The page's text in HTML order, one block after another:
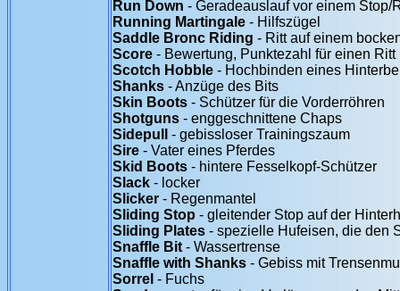
Run Down - Geradeauslauf vor einem Stop/
Running Martingale - Hilfszügel
Saddle Bronc Riding - Ritt auf einem
Score - Bewertung, Punktezahl für einen Ritt
Scotch Hobble - Hochbinden eines
Shanks - Anzüge des Bits
Skin Boots - Schützer für die Vorderröhren
Shotguns - enggeschnittene Chaps
Sidepull
- gebissloser Trainingszaum
Sire - Vater eines Pferdes
Skid Boots - hintere Fesselkopf-Schützer
Slack - locker
Slicker - Regenmantel
Sliding Stop - gleitender Stop auf der
Sliding Plates - spezielle Hufeisen, die den
Snaffle Bit - Wassertrense
Snaffle with Shanks - Gebiss mit
Sorrel - Fuchs